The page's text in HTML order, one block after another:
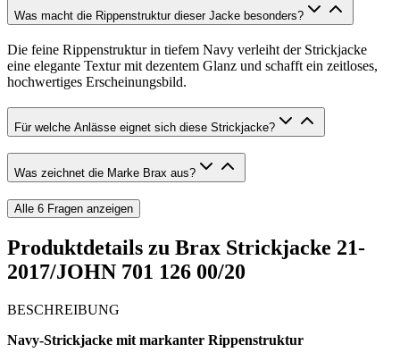
Was macht die Rippenstruktur dieser Jacke besonders?
Die feine Rippenstruktur in tiefem Navy verleiht der Strickjacke
eine elegante Textur mit dezentem Glanz und schafft ein zeitloses,
hochwertiges Erscheinungsbild.
Für welche Anlässe eignet sich diese Strickjacke?
Was zeichnet die Marke Brax aus?
Alle 6 Fragen anzeigen
Produktdetails zu Brax Strickjacke 21-
2017/JOHN 701 126 00/20
BESCHREIBUNG
Navy-Strickjacke mit markanter Rippenstruktur